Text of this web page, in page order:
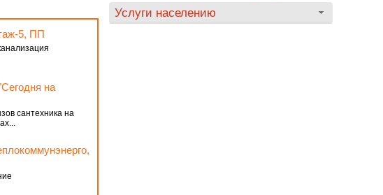
5, ПП
на
сантехника на
Услуги населению